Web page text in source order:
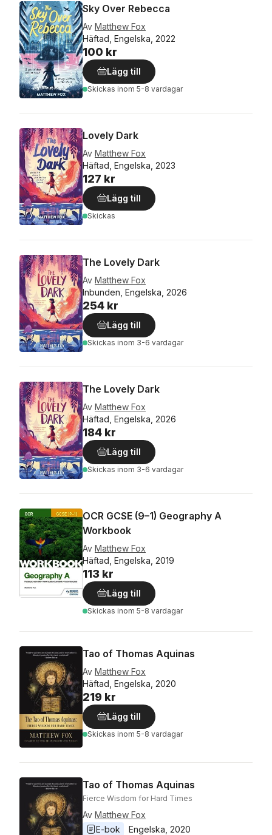
Sky Over Rebecca
Av Matthew Fox
Häftad, Engelska, 2022
100 kr
Lägg till
Skickas inom 5-8 vardagar
Lovely Dark
Av Matthew Fox
Häftad, Engelska, 2023
127 kr
Lägg till
Skickas
The Lovely Dark
Av Matthew Fox
Inbunden, Engelska, 2026
254 kr
Lägg till
Skickas inom 3-6 vardagar
The Lovely Dark
Av Matthew Fox
Häftad, Engelska, 2026
184 kr
Lägg till
Skickas inom 3-6 vardagar
OCR GCSE (9–1) Geography A
Workbook
Av Matthew Fox
Häftad, Engelska, 2019
113 kr
Lägg till
Skickas inom 5-8 vardagar
Tao of Thomas Aquinas
Av Matthew Fox
Häftad, Engelska, 2020
219 kr
Lägg till
Skickas inom 5-8 vardagar
Tao of Thomas Aquinas
Fierce Wisdom for Hard Times
Av Matthew Fox
E-bok
Engelska 2020